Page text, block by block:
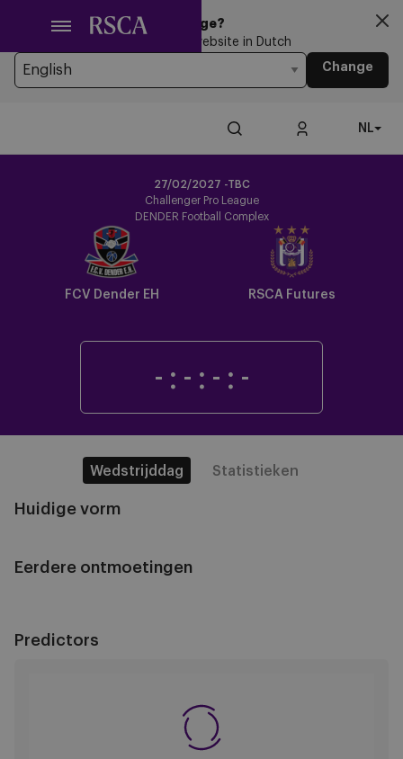
hoofdinhoud
Looking for another Language?
You’re currently browsing the website in Dutch
Change
NL
27/02/2027 -TBC
Challenger Pro League
DENDER Football Complex
FCV Dender EH RSCA Futures
- : - : - : -
Wedstrijddag Statistieken
Huidige vorm
Eerdere ontmoetingen
Predictors